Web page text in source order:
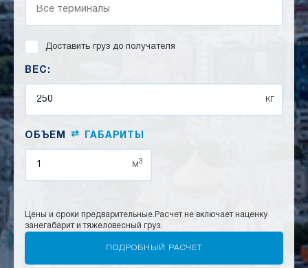
Доставить груз до получателя
ВЕС:
кг
ОБЪЕМ ⇄ ГАБАРИТЫ
м3
Цены и сроки предварительные. Расчет не включает наценку
занегабарит и тяжеловесный груз.